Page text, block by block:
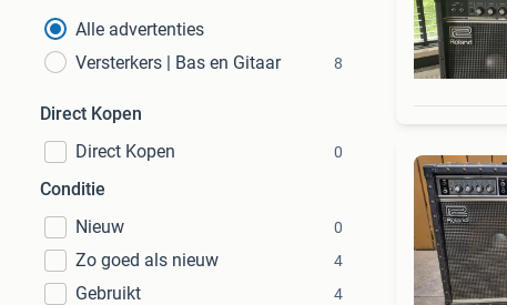
Alle advertenties
Versterkers | Bas en Gitaar
8
Direct Kopen
Direct Kopen
0
Conditie
Nieuw
0
Zo goed als nieuw 4
Gebruikt 4